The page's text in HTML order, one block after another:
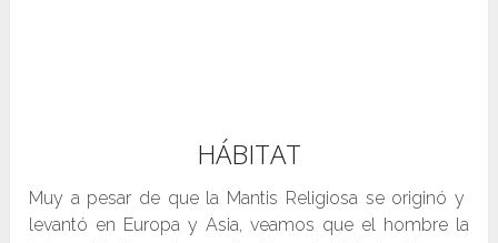
HÁBITAT
Muy a pesar de que la Mantis Religiosa se originó y
levantó en Europa y Asia, veamos que el hombre la